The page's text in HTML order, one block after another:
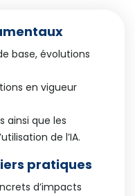
base, évolutions
en vigueur
ainsi que les
de l’IA.​
pratiques​
d’impacts